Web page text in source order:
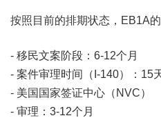
按照目前的排期状态，EB1A
- 移民文案阶段：6-12个月
- 案件审理时间（I-140）：15
- 美国国家签证中心（NVC）
- 审理：3-12个月